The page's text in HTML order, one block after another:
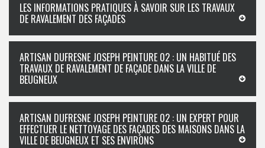
LES INFORMATIONS PRATIQUES À SAVOIR SUR LES TRAVAUX
DE RAVALEMENT DES FAÇADES
ARTISAN DUFRESNE JOSEPH PEINTURE 02 : UN HABITUÉ DES
TRAVAUX DE RAVALEMENT DE FAÇADE DANS LA VILLE DE
BEUGNEUX
ARTISAN DUFRESNE JOSEPH PEINTURE 02 : UN EXPERT POUR
EFFECTUER LE NETTOYAGE DES FAÇADES DES MAISONS DANS LA
VILLE DE BEUGNEUX ET SES ENVIRONS